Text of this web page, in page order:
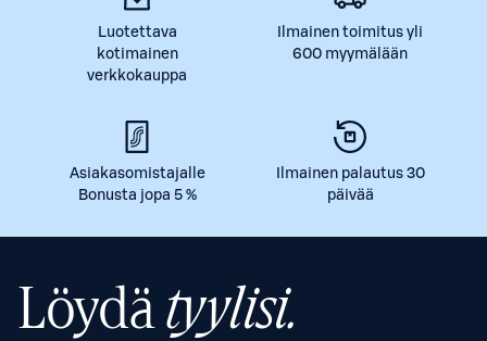
Luotettava
kotimainen
verkkokauppa
Ilmainen toimitus yli
600 myymälään
Asiakasomistajalle
Bonusta jopa 5 %
Ilmainen palautus 30
päivää
Löydätyylisi.